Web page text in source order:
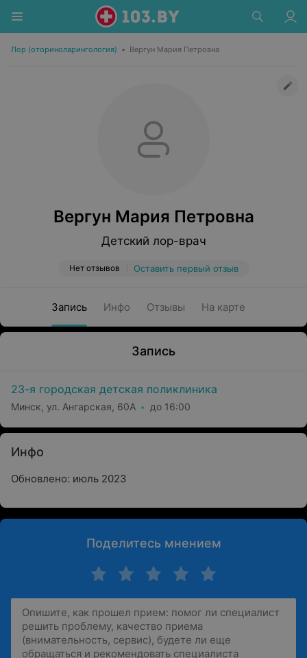
Лор (оториноларингология) • Вергун Мария Петровна
Вергун Мария Петровна
Детский лор-врач
Нет отзывов Оставить первый отзыв
Запись Инфо Отзывы На карте
Запись
23-я городская детская поликлиника
Минск, ул. Ангарская, 60А до 16:00
Инфо
Обновлено: июль 2023
Поделитесь мнением